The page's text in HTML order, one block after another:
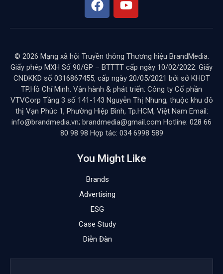
Với sức ép cạnh tranh về giá ngày càng tăng, nhiều
doanh nghiệp Việt buộc phải rời sàn thương mại
điện tử do không thể cạnh tranh với hàng nhập giá
rẻ, chủ yếu là hàng Trung Quốc.
Nhiều doanh nghiệp Việt Nam tìm hướng đi mới để